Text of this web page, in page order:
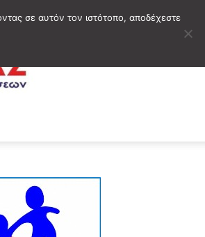
σε αυτόν τον ιστότοπο, αποδέχεστε